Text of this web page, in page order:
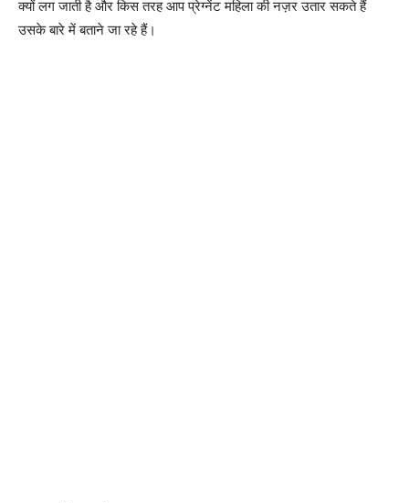
क्यों लग जाती है और किस तरह आप प्रेग्नेंट महिला की नज़र उतार सकते हैं
उसके बारे में बताने जा रहे हैं।